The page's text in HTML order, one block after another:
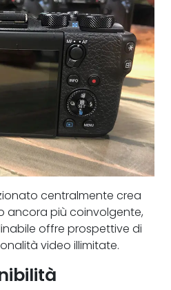
centralmente crea
ancora più coinvolgente,
offre prospettive di
video illimitate.